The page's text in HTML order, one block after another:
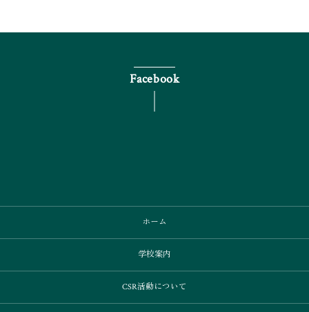
Facebook
ホーム
学校案内
CSR活動について